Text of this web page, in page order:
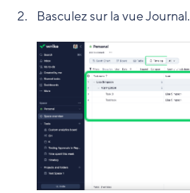
Basculez sur la vue Journal.